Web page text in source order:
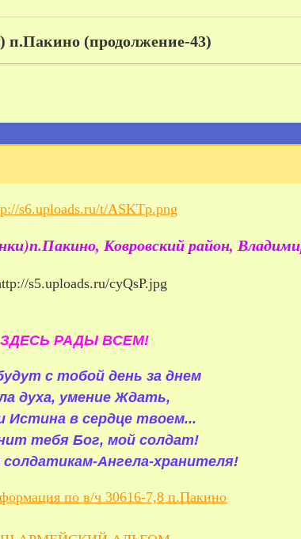
п.Пакино (продолжение-43)
Ковровский район,
ЗДЕСЬ РАДЫ ВСЕМ!
с тобой день за днем
духа, умение Ждать,
Истина в сердце твоем...
тебя Бог, мой солдат!
Ангела-хранителя!
по в/ч 30616-7,8 п.Пакино